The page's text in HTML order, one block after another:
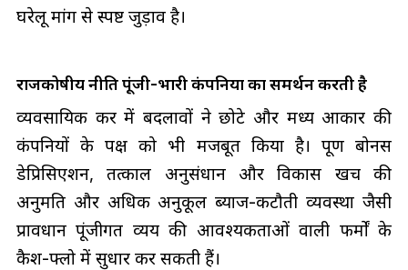
घरेलू मांग से स्पष्ट जुड़ाव है।
राजकोषीय नीति पूंजी-भारी कंपनियों का समर्थन करती है
व्यवसायिक कर में बदलावों ने छोटे और मध्य आकार की
कंपनियों के पक्ष को भी मजबूत किया है। पूर्ण बोनस
डेप्रिसिएशन, तत्काल अनुसंधान और विकास खर्च की
अनुमति और अधिक अनुकूल ब्याज-कटौती व्यवस्था जैसी
प्रावधान पूंजीगत व्यय की आवश्यकताओं वाली फर्मों के
कैश-फ्लो में सुधार कर सकती हैं।